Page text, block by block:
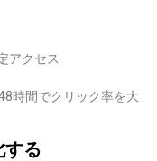
アクセス
時間でクリック率を大
する